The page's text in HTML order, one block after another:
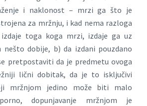
i naklonost – mrzi ga što je
za mržnju, i kad nema razloga
toga koga mrzi, izdaje ga uz
nešto dobije, b) da izdani pouzdano
pretpostaviti da je predmetu ovoga
lični dobitak, da je to isključivi
mržnjom jedino može biti malo
dopunjavanje mržnjom je